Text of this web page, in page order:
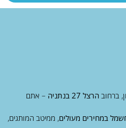
ברחוב הרצל 27 בנתניה
– אתם
במחירים מעולים, ממיטב המותגים,